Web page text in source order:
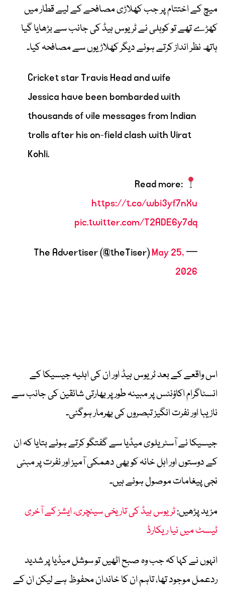
میچ کے اختتام پر جب کھلاڑی مصافحے کے لیے قطار میں
کھڑے تھے تو کوہلی نے ٹریوس ہیڈ کی جانب سے بڑھایا گیا
ہاتھ نظر انداز کرتے ہوئے دیگر کھلاڑیوں سے مصافحہ کیا۔
Cricket star Travis Head and wife
Jessica have been bombarded with
thousands of vile messages from Indian
trolls after his on-field clash with Virat
Kohli.
Read more:
https://t.co/wbi3yf7nXu
pic.twitter.com/T2ADE6y7dq
— The Advertiser (@theTiser)
May 25,
2026
اس واقعے کے بعد ٹریوس ہیڈ اور ان کی اہلیہ جیسیکا کے
انسٹاگرام اکاؤنٹس پر مبینہ طور پر بھارتی شائقین کی جانب سے
نازیبا اور نفرت انگیز تبصروں کی بھرمار ہوگئی۔
جیسیکا نے آسٹریلوی میڈیا سے گفتگو کرتے ہوئے بتایا کہ ان
کے دوستوں اور اہل خانہ کو بھی دھمکی آمیز اور نفرت پر مبنی
نجی پیغامات موصول ہوئے ہیں۔
مزید پڑھیں:ٹریوس ہیڈ کی تاریخی سینچری، ایشز کے آخری
ٹیسٹ میں نیا ریکارڈ
انہوں نے کہا کہ جب وہ صبح اٹھیں تو سوشل میڈیا پر شدید
ردعمل موجود تھا، تاہم ان کا خاندان محفوظ ہے لیکن ان کے